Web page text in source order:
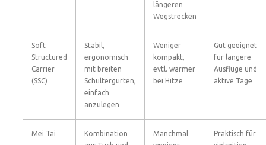
längeren
Wegstrecken
Soft
Structured
Carrier
(SSC)
Stabil,
ergonomisch
mit breiten
Schultergurten,
einfach
anzulegen
Weniger
kompakt,
evtl. wärmer
bei Hitze
Gut geeignet
für längere
Ausflüge und
aktive Tage
Mei Tai
Kombination
Manchmal
Praktisch für